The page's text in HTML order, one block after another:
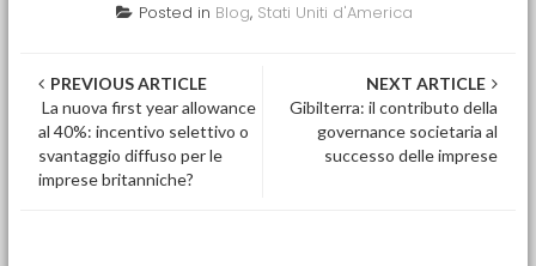
Posted in Blog, Stati Uniti d'America
Post navigation
PREVIOUS ARTICLE
La nuova first year allowance
al 40%: incentivo selettivo o
svantaggio diffuso per le
imprese britanniche?
NEXT ARTICLE
Gibilterra: il contributo della
governance societaria al
successo delle imprese